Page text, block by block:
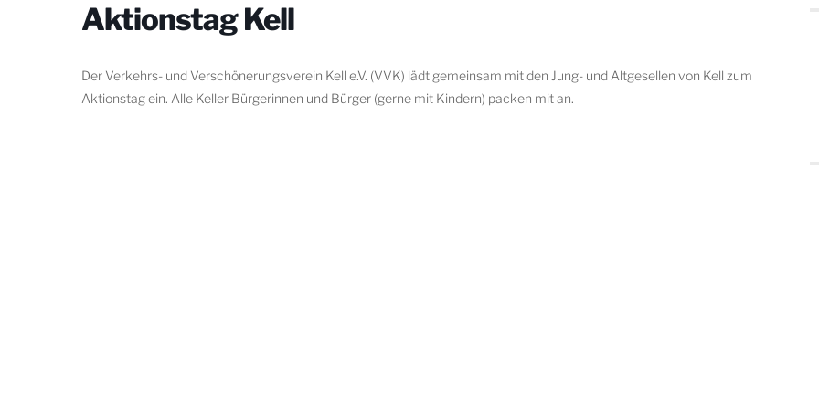
Aktionstag Kell
Der Verkehrs- und Verschönerungsverein Kell e.V. (VVK) lädt gemeinsam mit den Jung- und Altgesellen von Kell zum
Aktionstag ein. Alle Keller Bürgerinnen und Bürger (gerne mit Kindern) packen mit an.